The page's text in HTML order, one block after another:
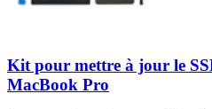
Kit pour mettre à jour le
MacBook Pro